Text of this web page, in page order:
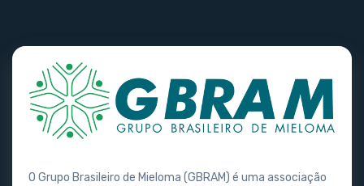
O Grupo Brasileiro de Mieloma (GBRAM) é uma associação